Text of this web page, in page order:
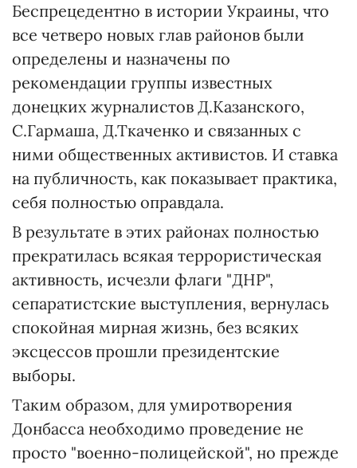
Беспрецедентно в истории Украины, что
все четверо новых глав районов были
определены и назначены по
рекомендации группы известных
донецких журналистов Д.Казанского,
С.Гармаша, Д.Ткаченко и связанных с
ними общественных активистов. И ставка
на публичность, как показывает практика,
себя полностью оправдала.
В результате в этих районах полностью
прекратилась всякая террористическая
активность, исчезли флаги "ДНР",
сепаратистские выступления, вернулась
спокойная мирная жизнь, без всяких
эксцессов прошли президентские
выборы.
Таким образом, для умиротворения
Донбасса необходимо проведение не
просто "военно-полицейской", но прежде